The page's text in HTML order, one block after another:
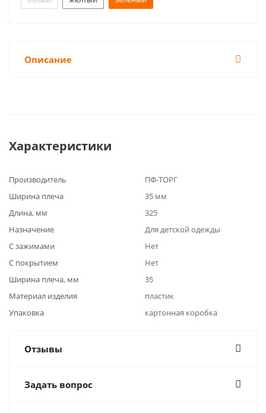
Описание
Характеристики
Производитель
ПФ-ТОРГ
Ширина плеча
35 мм
Длина, мм
325
Назначение
Для детской одежды
С зажимами
Нет
С покрытием
Нет
Ширина плеча, мм
35
Материал изделия
пластик
Упаковка
картонная коробка
Отзывы
Задать вопрос